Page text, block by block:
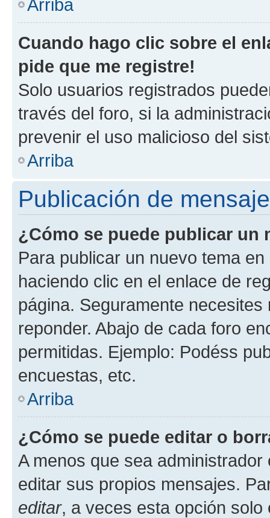
Arriba
Cuando hago clic sobre el
pide que me registre!
Solo usuarios registrados
través del foro, si la
prevenir el uso malicioso del
Arriba
Publicación de
¿Cómo se puede publicar un
Para publicar un nuevo tema
haciendo clic en el enlace de
página. Seguramente
reponder. Abajo de cada foro
permitidas. Ejemplo: Podéss
encuestas, etc.
Arriba
¿Cómo se puede editar o
A menos que sea
editar sus propios mensajes.
editar, a veces esta opción